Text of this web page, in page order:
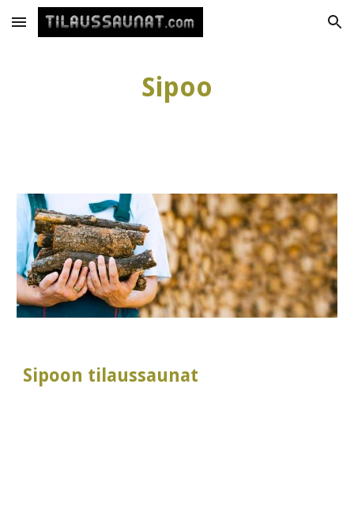
Skip to main content Skip to navigation
Sipoo
Sipoon tilaussaunat